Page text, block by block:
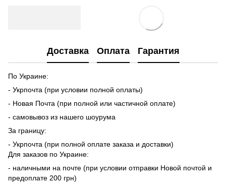
Доставка Оплата Гарантия
По Украине:
- Укрпочта (при условии полной оплаты)
- Новая Почта (при полной или частичной оплате)
- самовывоз из нашего шоурума
За границу:
- Укрпочта (при полной оплате заказа и доставки)
Для заказов по Украине:
- наличными на почте (при условии отправки Новой почтой и
предоплате 200 грн)